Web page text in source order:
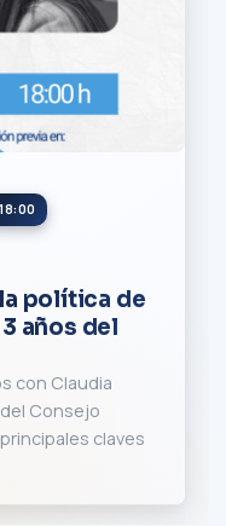
18:00
política de
años del
con Claudia
Consejo
claves